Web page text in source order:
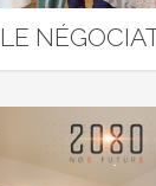
LE